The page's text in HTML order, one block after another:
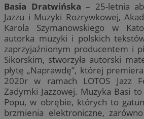
Basia Dratwińska – 25-letnia
Jazzu i Muzyki Rozrywkowej,
Karola Szymanowskiego w
autorka muzyki i polskich
zaprzyjaźnionym producentem i
Sikorskim, stworzyła autorski
płytę „Naprawdę”, której
2020r w ramach LOTOS Jazz
Zadymki Jazzowej. Muzyka Basi
Popu, w obrębie, których to
brzmienia elektroniczne,